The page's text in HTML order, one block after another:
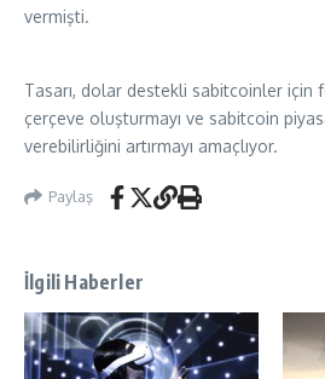
vermişti.
Tasarı, dolar destekli sabitcoinler için
çerçeve oluşturmayı ve sabitcoin
verebilirliğini artırmayı amaçlıyor.
Paylaş
İlgili Haberler